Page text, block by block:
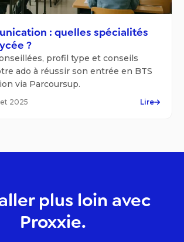
: quelles spécialités
?
profil type et conseils
ado à réussir son entrée en BTS
via Parcoursup.
2025 Lire
plus loin avec
Proxxie.